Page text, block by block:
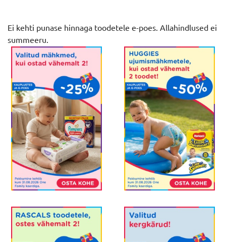
Ei kehti punase hinnaga toodetele e-poes. Allahindlused ei
summeeru.